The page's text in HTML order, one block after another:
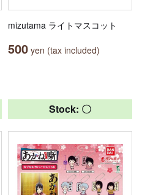
mizutama ライトマスコット
500 yen (tax included)
Stock: 〇